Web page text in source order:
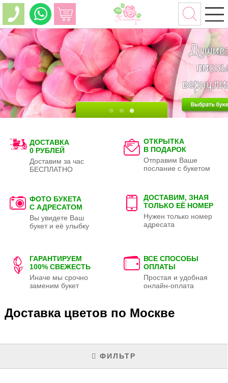
ДОСТАВКА
0 РУБЛЕЙ
Доставим за час
БЕСПЛАТНО
ОТКРЫТКА
В ПОДАРОК
Отправим Ваше
послание с букетом
ФОТО БУКЕТА
С АДРЕСАТОМ
Вы увидете Ваш
букет и её улыбку
ДОСТАВИМ, ЗНАЯ
ТОЛЬКО ЕЁ НОМЕР
Нужен только номер
адресата
ГАРАНТИРУЕМ
100% СВЕЖЕСТЬ
Иначе мы срочно
заменим букет
ВСЕ СПОСОБЫ
ОПЛАТЫ
Простая и удобная
онлайн-оплата
Доставка цветов по Москве
ФИЛЬТР